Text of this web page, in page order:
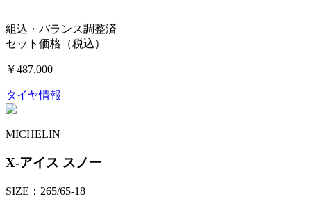
組込・バランス調整済
セット価格（税込）
￥487,000
タイヤ情報
MICHELIN
X-アイス スノー
SIZE：265/65-18